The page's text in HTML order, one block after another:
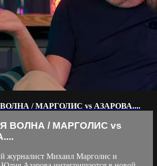
/ МАРГОЛИС vs АЗАРОВА....
ВОЛНА / МАРГОЛИС vs
журналист Михаил Марголис и